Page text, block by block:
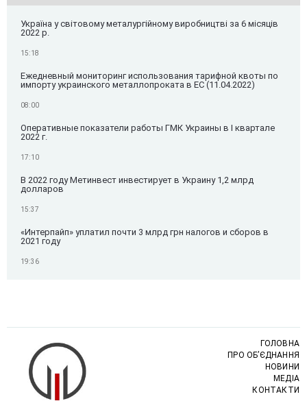
Україна у світовому металургійному виробництві за 6 місяців
2022 р.
15:18
Ежедневный мониторинг использования тарифной квоты по
импорту украинского металлопроката в ЕС (11.04.2022)
08:00
Оперативные показатели работы ГМК Украины в I квартале
2022 г.
17:10
В 2022 году Метинвест инвестирует в Украину 1,2 млрд
долларов
15:37
«Интерпайп» уплатил почти 3 млрд грн налогов и сборов в
2021 году
19:36
ГОЛОВНА
ПРО ОБ’ЄДНАННЯ
НОВИНИ
МЕДІА
КОНТАКТИ